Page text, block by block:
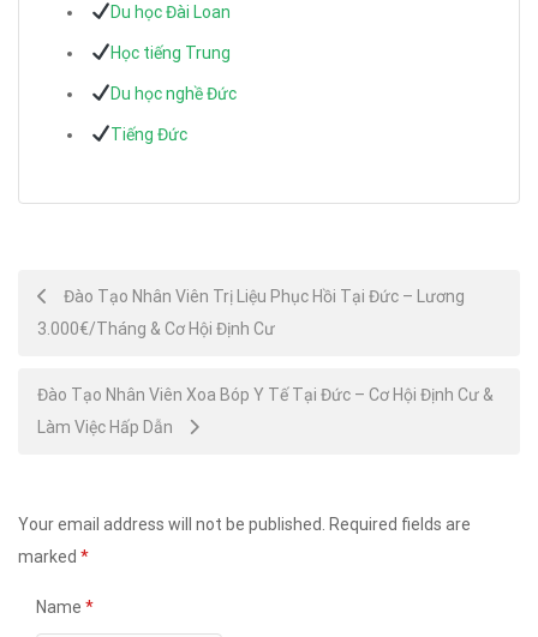
Du học Đài Loan
Học tiếng Trung
Du học nghề Đức
Tiếng Đức
Post
navigation
Đào Tạo Nhân Viên Trị Liệu Phục Hồi Tại Đức – Lương
3.000€/Tháng & Cơ Hội Định Cư
Đào Tạo Nhân Viên Xoa Bóp Y Tế Tại Đức – Cơ Hội Định Cư &
Làm Việc Hấp Dẫn
Your email address will not be published.
Required fields are
marked *
Name *